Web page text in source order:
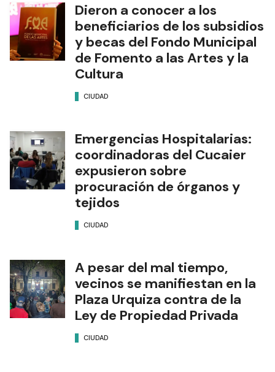
Dieron a conocer a los
beneficiarios de los subsidios
y becas del Fondo Municipal
de Fomento a las Artes y la
Cultura
CIUDAD
Emergencias Hospitalarias:
coordinadoras del Cucaier
expusieron sobre
procuración de órganos y
tejidos
CIUDAD
A pesar del mal tiempo,
vecinos se manifiestan en la
Plaza Urquiza contra de la
Ley de Propiedad Privada
CIUDAD